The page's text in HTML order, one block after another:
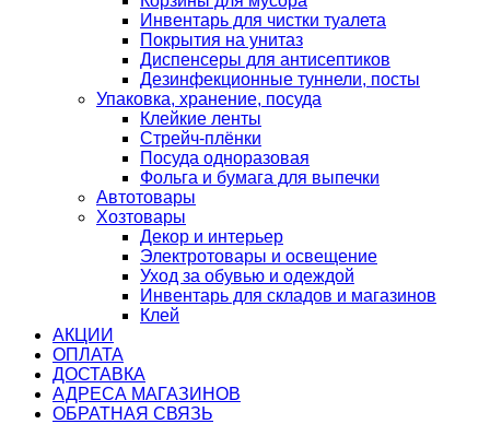
Инвентарь для чистки туалета
Покрытия на унитаз
Диспенсеры для антисептиков
Дезинфекционные туннели, посты
Упаковка, хранение, посуда
Клейкие ленты
Стрейч-плёнки
Посуда одноразовая
Фольга и бумага для выпечки
Автотовары
Хозтовары
Декор и интерьер
Электротовары и освещение
Уход за обувью и одеждой
Инвентарь для складов и магазинов
Клей
АКЦИИ
ОПЛАТА
ДОСТАВКА
АДРЕСА МАГАЗИНОВ
ОБРАТНАЯ СВЯЗЬ